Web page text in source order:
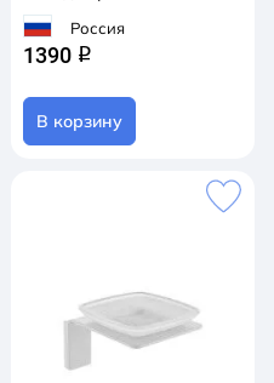
Россия
1390 q
В корзину